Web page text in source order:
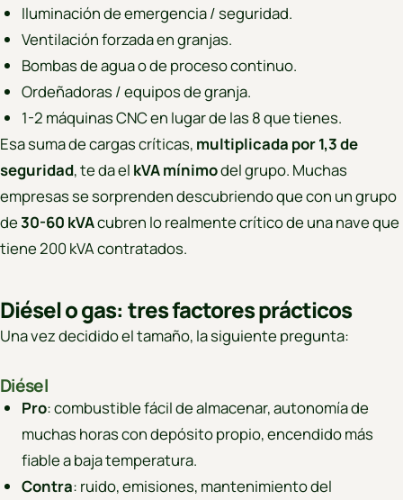
Iluminación de emergencia / seguridad.
Ventilación forzada en granjas.
Bombas de agua o de proceso continuo.
Ordeñadoras / equipos de granja.
1-2 máquinas CNC en lugar de las 8 que tienes.
Esa suma de cargas críticas, multiplicada por 1,3 de
seguridad, te da el kVA mínimodel grupo. Muchas
empresas se sorprenden descubriendo que con un grupo
de30-60 kVAcubren lo realmente crítico de una nave que
tiene 200 kVA contratados.
Diésel o gas: tres factores prácticos
Una vez decidido el tamaño, la siguiente pregunta:
Diésel
Pro: combustible fácil de almacenar, autonomía de
muchas horas con depósito propio, encendido más
fiable a baja temperatura.
Contra: ruido, emisiones, mantenimiento del